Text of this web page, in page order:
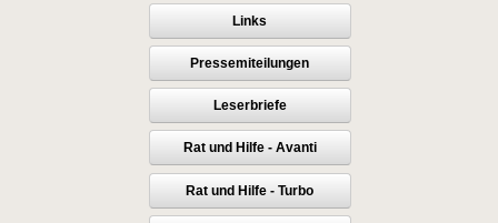
Links
Pressemiteilungen
Leserbriefe
Rat und Hilfe - Avanti
Rat und Hilfe - Turbo